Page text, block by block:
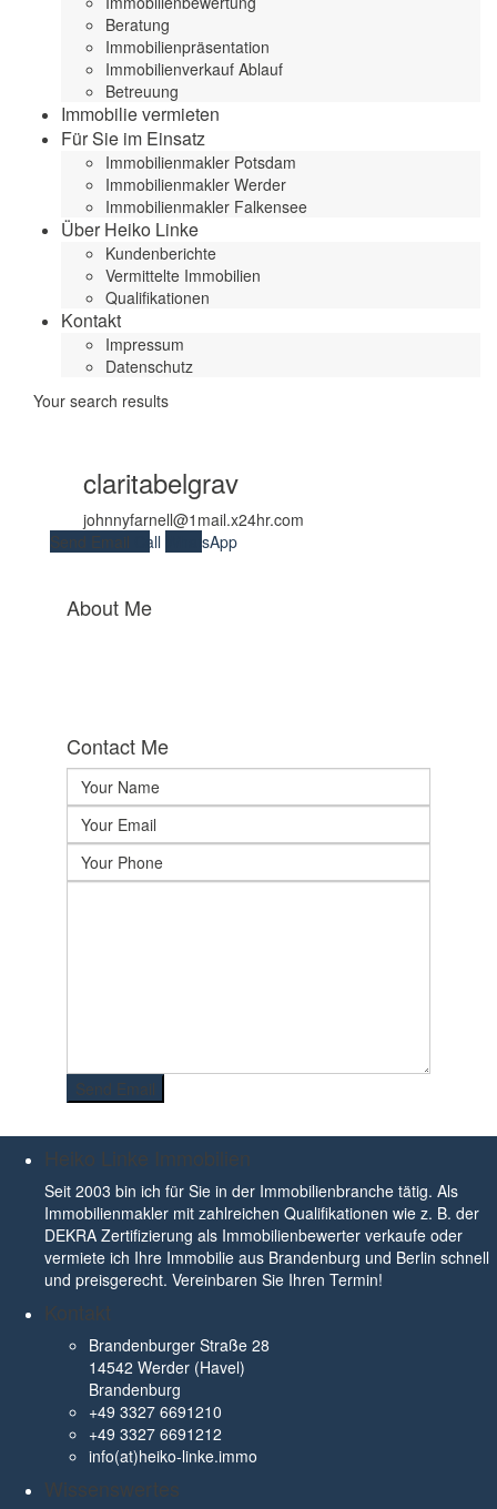
Beratung
Immobilienpräsentation
Immobilienverkauf Ablauf
Betreuung
Immobilie vermieten
Für Sie im Einsatz
Immobilienmakler Potsdam
Immobilienmakler Werder
Immobilienmakler Falkensee
Über Heiko Linke
Kundenberichte
Vermittelte Immobilien
Qualifikationen
Kontakt
Impressum
Datenschutz
Your search results
claritabelgrav
johnnyfarnell@1mail.x24hr.com
Send Email
Call WhatsApp
About Me
Contact Me
Heiko Linke Immobilien
Seit 2003 bin ich für Sie in der Immobilienbranche tätig. Als
Immobilienmakler mit zahlreichen Qualifikationen wie z. B. der
DEKRA Zertifizierung als Immobilienbewerter verkaufe oder
vermiete ich Ihre Immobilie aus Brandenburg und Berlin schnell
und preisgerecht. Vereinbaren Sie Ihren Termin!
Kontakt
Brandenburger Straße 28
14542 Werder (Havel)
Brandenburg
+49 3327 6691210
+49 3327 6691212
info(at)heiko-linke.immo
Wissenswertes